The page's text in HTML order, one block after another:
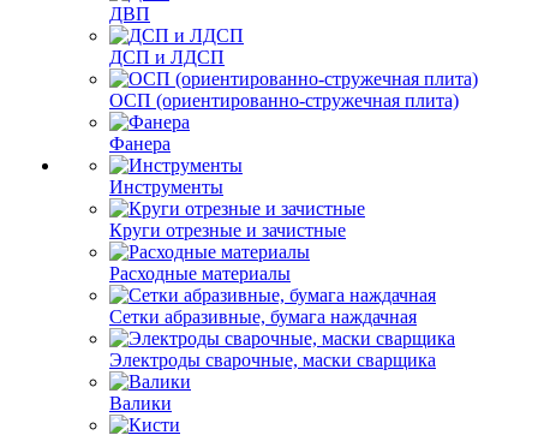
ДВП
ДСП и ЛДСП
ОСП (ориентированно-стружечная плита)
Фанера
Инструменты
Круги отрезные и зачистные
Расходные материалы
Сетки абразивные, бумага наждачная
Электроды сварочные, маски сварщика
Валики